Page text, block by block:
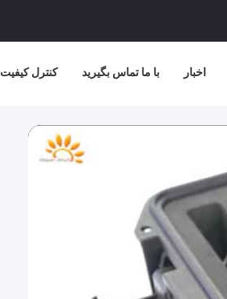
کنترل کیفیت با ما تماس بگیرید اخبار